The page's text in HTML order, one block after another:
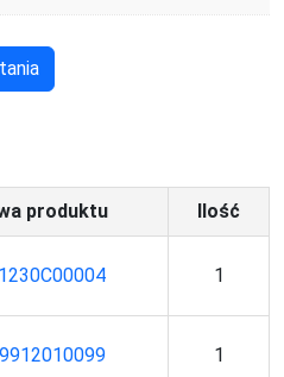
produktu Ilość
1
1